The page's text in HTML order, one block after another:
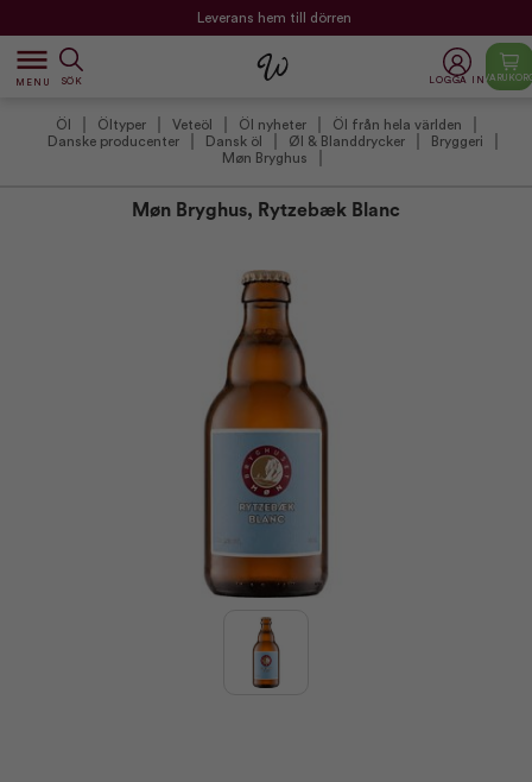
Leverans hem till dörren
dehaze
MENU SÖK LOGGA IN
Öl Öltyper Veteöl Öl nyheter
Öl från hela världen
Danske producenter
Dansk öl Øl & Blanddrycker
Bryggeri
Møn Bryghus
Møn Bryghus, Rytzebæk Blanc